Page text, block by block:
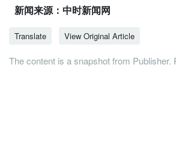
新闻来源：中时新闻网
Translate View Original Article
The content is a snapshot from